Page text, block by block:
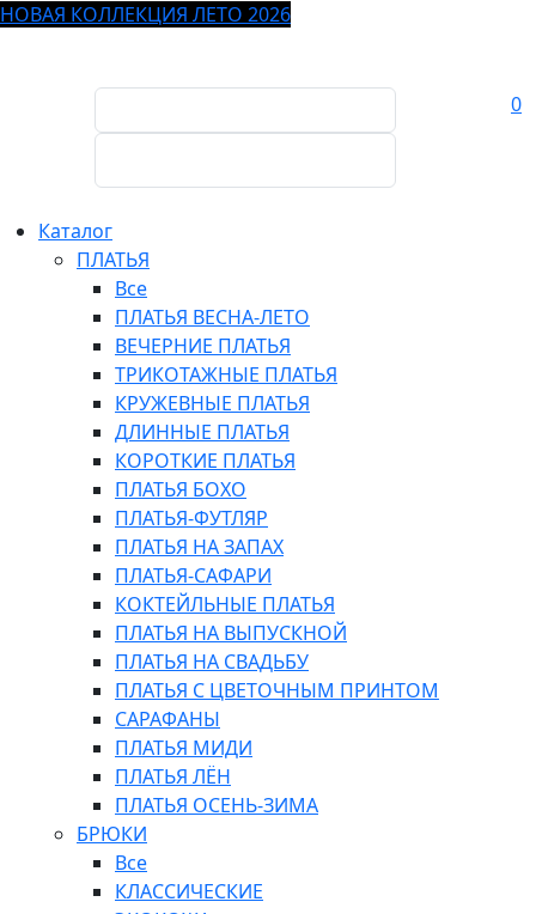
НОВАЯ КОЛЛЕКЦИЯ ЛЕТО 2026
0
Каталог
ПЛАТЬЯ
Все
ПЛАТЬЯ ВЕСНА-ЛЕТО
ВЕЧЕРНИЕ ПЛАТЬЯ
ТРИКОТАЖНЫЕ ПЛАТЬЯ
КРУЖЕВНЫЕ ПЛАТЬЯ
ДЛИННЫЕ ПЛАТЬЯ
КОРОТКИЕ ПЛАТЬЯ
ПЛАТЬЯ БОХО
ПЛАТЬЯ-ФУТЛЯР
ПЛАТЬЯ НА ЗАПАХ
ПЛАТЬЯ-САФАРИ
КОКТЕЙЛЬНЫЕ ПЛАТЬЯ
ПЛАТЬЯ НА ВЫПУСКНОЙ
ПЛАТЬЯ НА СВАДЬБУ
ПЛАТЬЯ С ЦВЕТОЧНЫМ ПРИНТОМ
САРАФАНЫ
ПЛАТЬЯ МИДИ
ПЛАТЬЯ ЛЁН
ПЛАТЬЯ ОСЕНЬ-ЗИМА
БРЮКИ
Все
КЛАССИЧЕСКИЕ